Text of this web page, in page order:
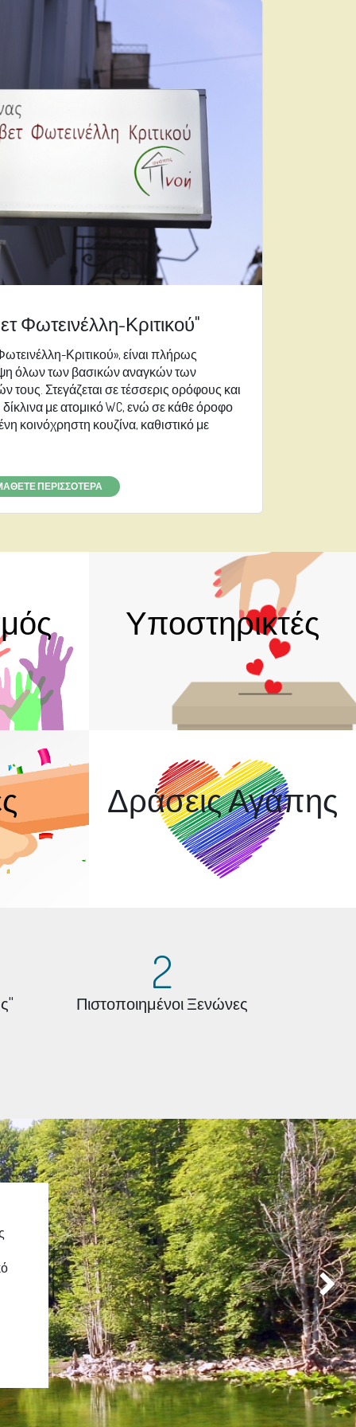
Φωτεινέλλη-Κριτικού"
Κριτικού», είναι πλήρως
όλων των βασικών αναγκών των
Στεγάζεται σε τέσσερις ορόφους και
δίκλινα με ατομικό WC, ενώ σε κάθε όροφο
κοινόχρηστη κουζίνα, καθιστικό με
ΠΕΡΙΣΣΟΤΕΡΑ
Υποστηρικτές
Δράσεις Αγάπης
2
Πιστοποιημένοι Ξενώνες
Next